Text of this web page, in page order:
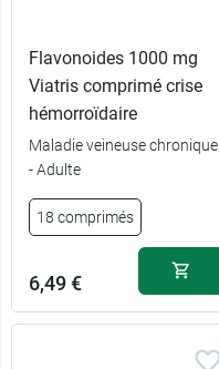
Flavonoides 1000 mg
Viatris comprimé crise
hémorroïdaire
Maladie veineuse chronique
- Adulte
18 comprimés
6,49 €